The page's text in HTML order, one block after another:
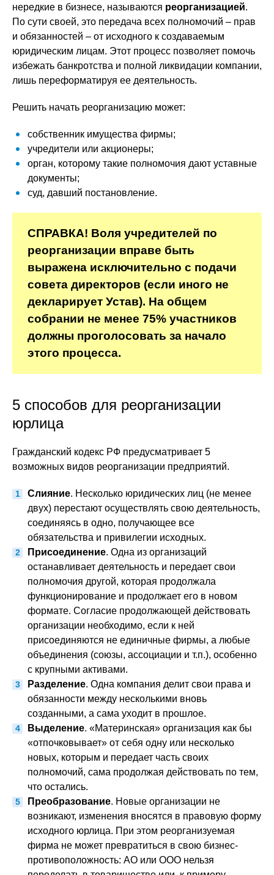
нередкие в бизнесе, называются реорганизацией.
По сути своей, это передача всех полномочий – прав
и обязанностей – от исходного к создаваемым
юридическим лицам. Этот процесс позволяет помочь
избежать банкротства и полной ликвидации компании,
лишь переформатируя ее деятельность.
Решить начать реорганизацию может:
собственник имущества фирмы;
учредители или акционеры;
орган, которому такие полномочия дают уставные
документы;
суд, давший постановление.
СПРАВКА! Воля учредителей по
реорганизации вправе быть
выражена исключительно с подачи
совета директоров (если иного не
декларирует Устав). На общем
собрании не менее 75% участников
должны проголосовать за начало
этого процесса.
5 способов для реорганизации
юрлица
Гражданский кодекс РФ предусматривает 5
возможных видов реорганизации предприятий.
Слияние. Несколько юридических лиц (не менее
двух) перестают осуществлять свою деятельность,
соединяясь в одно, получающее все
обязательства и привилегии исходных.
Присоединение. Одна из организаций
останавливает деятельность и передает свои
полномочия другой, которая продолжала
функционирование и продолжает его в новом
формате. Согласие продолжающей действовать
организации необходимо, если к ней
присоединяются не единичные фирмы, а любые
объединения (союзы, ассоциации и т.п.), особенно
с крупными активами.
Разделение. Одна компания делит свои права и
обязанности между несколькими вновь
созданными, а сама уходит в прошлое.
Выделение. «Материнская» организация как бы
«отпочковывает» от себя одну или несколько
новых, которым и передает часть своих
полномочий, сама продолжая действовать по тем,
что остались.
Преобразование. Новые организации не
возникают, изменения вносятся в правовую форму
исходного юрлица. При этом реорганизуемая
фирма не может превратиться в свою бизнес-
противоположность: АО или ООО нельзя